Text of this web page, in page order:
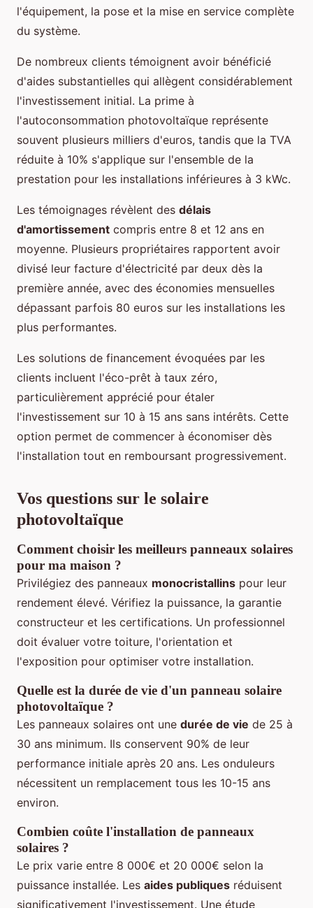
l'équipement, la pose et la mise en service complète
du système.
De nombreux clients témoignent avoir bénéficié
d'aides substantielles qui allègent considérablement
l'investissement initial. La prime à
l'autoconsommation photovoltaïque représente
souvent plusieurs milliers d'euros, tandis que la TVA
réduite à 10% s'applique sur l'ensemble de la
prestation pour les installations inférieures à 3 kWc.
Les témoignages révèlent des délais
d'amortissement compris entre 8 et 12 ans en
moyenne. Plusieurs propriétaires rapportent avoir
divisé leur facture d'électricité par deux dès la
première année, avec des économies mensuelles
dépassant parfois 80 euros sur les installations les
plus performantes.
Les solutions de financement évoquées par les
clients incluent l'éco-prêt à taux zéro,
particulièrement apprécié pour étaler
l'investissement sur 10 à 15 ans sans intérêts. Cette
option permet de commencer à économiser dès
l'installation tout en remboursant progressivement.
Vos questions sur le solaire
photovoltaïque
Comment choisir les meilleurs panneaux solaires
pour ma maison ?
Privilégiez des panneaux monocristallins pour leur
rendement élevé. Vérifiez la puissance, la garantie
constructeur et les certifications. Un professionnel
doit évaluer votre toiture, l'orientation et
l'exposition pour optimiser votre installation.
Quelle est la durée de vie d'un panneau solaire
photovoltaïque ?
Les panneaux solaires ont une durée de vie de 25 à
30 ans minimum. Ils conservent 90% de leur
performance initiale après 20 ans. Les onduleurs
nécessitent un remplacement tous les 10-15 ans
environ.
Combien coûte l'installation de panneaux
solaires ?
Le prix varie entre 8 000€ et 20 000€ selon la
puissance installée. Les aides publiques réduisent
significativement l'investissement. Une étude